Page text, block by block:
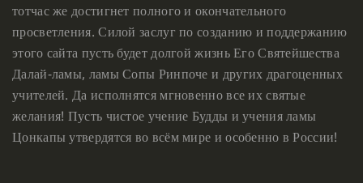
тотчас же достигнет полного и окончательного
просветления. Силой заслуг по созданию и поддержанию
этого сайта пусть будет долгой жизнь Его Святейшества
Далай-ламы, ламы Сопы Ринпоче и других драгоценных
учителей. Да исполнятся мгновенно все их святые
желания! Пусть чистое учение Будды и учения ламы
Цонкапы утвердятся во всём мире и особенно в России!